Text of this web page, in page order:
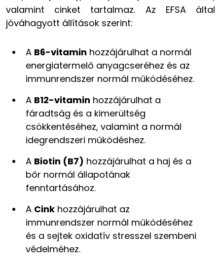
valamint cinket tartalmaz. Az EFSA által
jóváhagyott állítások szerint:
A B6-vitamin hozzájárulhat a normál
energiatermelő anyagcseréhez és az
immunrendszer normál működéséhez.
A B12-vitamin hozzájárulhat a
fáradtság és a kimerültség
csökkentéséhez, valamint a normál
idegrendszeri működéshez.
A Biotin (B7) hozzájárulhat a haj és a
bőr normál állapotának
fenntartásához.
A Cink hozzájárulhat az
immunrendszer normál működéséhez
és a sejtek oxidatív stresszel szembeni
védelméhez.